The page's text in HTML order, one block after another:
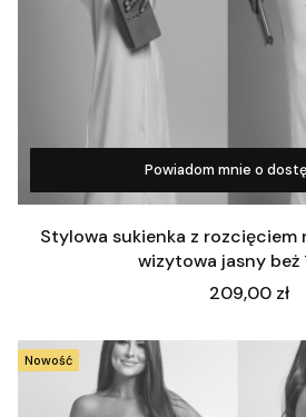
Zobacz
Powiadom mnie o
Stylowa sukienka z rozcięciem
wizytowa jasny beż
Cena
209,00 zł
Nowość